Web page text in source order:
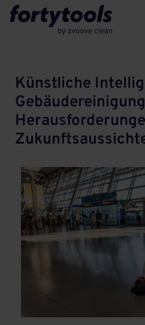
Künstliche